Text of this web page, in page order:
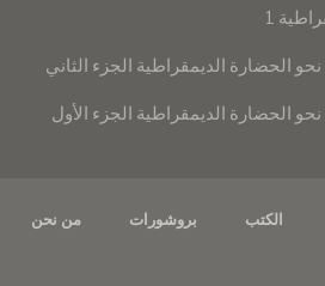
1
الحضارة الديمقراطية الجزء الثاني
الحضارة الديمقراطية الجزء الأول
الكتب بروشورات من نحن